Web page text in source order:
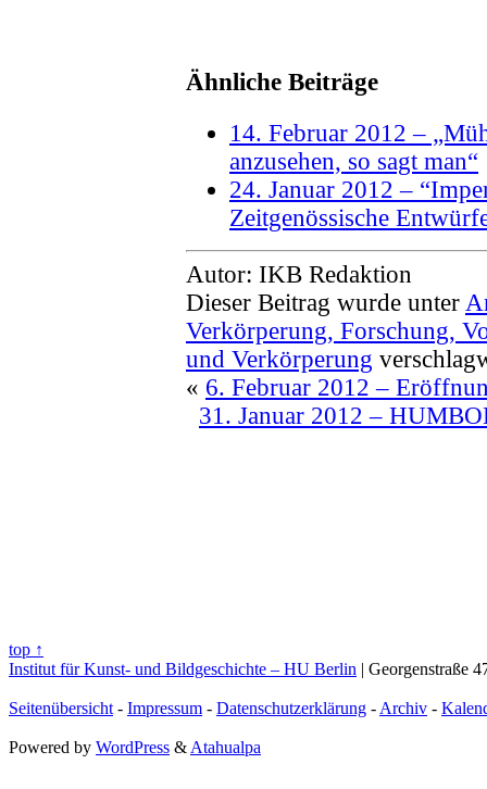
Ähnliche Beiträge
14. Februar 2012 –
anzusehen, so sagt man“
24. Januar 2012 –
Zeitgenössische
Autor: IKB Redaktion
Dieser Beitrag wurde unter
Verkörperung, Forschung,
und Verkörperung
« 6. Februar 2012 –
31. Januar 2012 –
top ↑
Institut für Kunst- und Bildgeschichte – HU Berlin | Georgenstraße
Seitenübersicht - Impressum - Datenschutzerklärung - Archiv -
Powered by WordPress & Atahualpa